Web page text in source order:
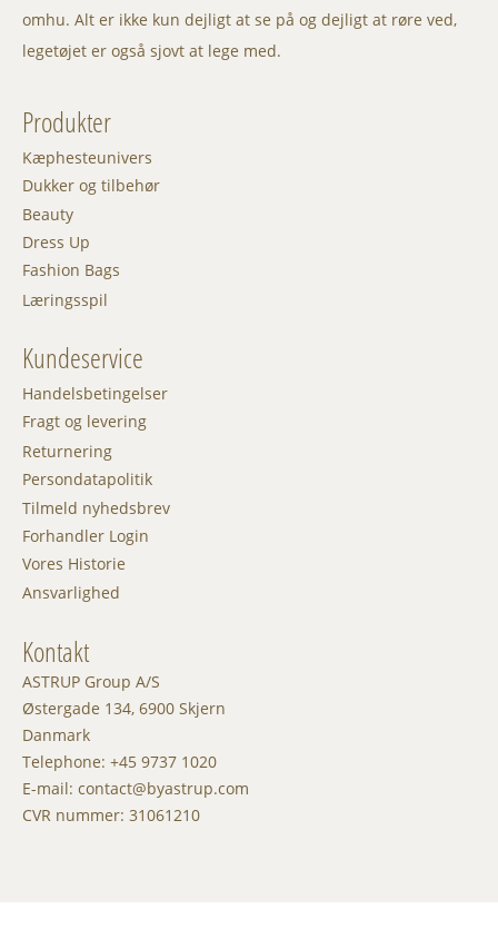
omhu. Alt er ikke kun dejligt at se på og dejligt at røre ved,
legetøjet er også sjovt at lege med.
Produkter
Kæphesteunivers
Dukker og tilbehør
Beauty
Dress Up
Fashion Bags
Læringsspil
Kundeservice
Handelsbetingelser
Fragt og levering
Returnering
Persondatapolitik
Tilmeld nyhedsbrev
Forhandler Login
Vores Historie
Ansvarlighed
Kontakt
ASTRUP Group A/S
Østergade 134, 6900 Skjern
Danmark
Telephone: +45 9737 1020
E-mail: contact@byastrup.com
CVR nummer: 31061210